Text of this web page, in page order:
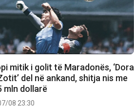
mitik i golit të Maradonës, ‘Dora
del në ankand, shitja nis me
mln dollarë
08 23:30